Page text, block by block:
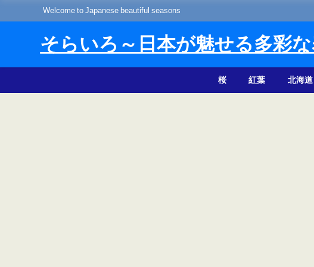
Welcome to Japanese beautiful seasons
そらいろ～日本が魅せる多彩
桜 紅葉 北海道